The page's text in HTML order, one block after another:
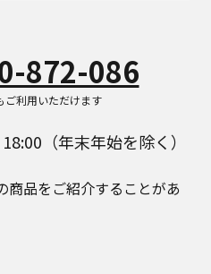
872-086
利用いただけます
（年末年始を除く）
商品をご紹介することがあ